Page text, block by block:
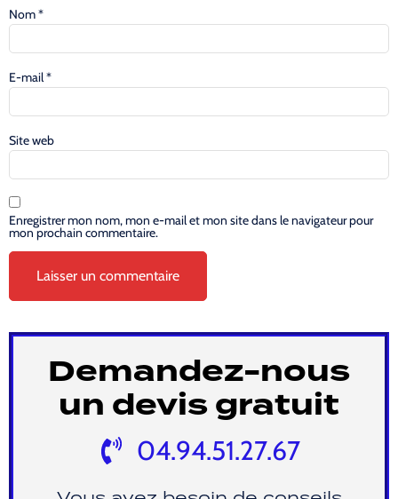
Nom*
E-mail*
Site web
Enregistrer mon nom, mon e-mail et mon site dans le navigateur pour
mon prochain commentaire.
Demandez-nous
un devis gratuit
04.94.51.27.67